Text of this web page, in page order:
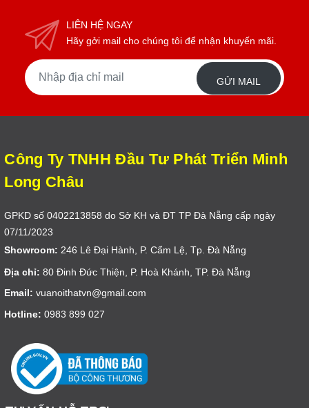
LIÊN HỆ NGAY
Hãy gởi mail cho chúng tôi để nhận khuyến mãi.
GỬI MAIL
Công Ty TNHH Đầu Tư Phát Triển Minh
Long Châu
GPKD số 0402213858 do Sở KH và ĐT TP Đà Nẵng cấp ngày
07/11/2023
Showroom: 246 Lê Đại Hành, P. Cẩm Lệ, Tp. Đà Nẵng
Địa chỉ: 80 Đinh Đức Thiện, P. Hoà Khánh, TP. Đà Nẵng
Email: vuanoithatvn@gmail.com
Hotline: 0983 899 027